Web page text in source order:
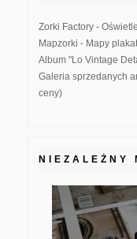
Zorki Factory -
Mapzorki - Mapy
Album "Lo Vintage
Galeria sprzedanych
ceny)
NIEZALEŻNY